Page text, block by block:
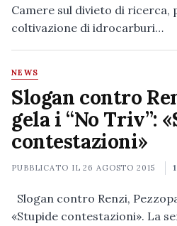
Camere sul divieto di ricerca,
coltivazione di idrocarburi…
NEWS
Slogan contro
gela i “No Triv”:
contestazioni»
PUBBLICATO IL26 AGOSTO 2015
Slogan contro Renzi,
«Stupide contestazioni». La